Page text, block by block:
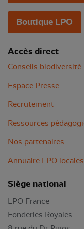
Boutique LPO
Accès direct
Conseils biodiversité
Espace Presse
Recrutement
Ressources
Nos partenaires
Annuaire LPO locales
Siège national
LPO France
Fonderies Royales